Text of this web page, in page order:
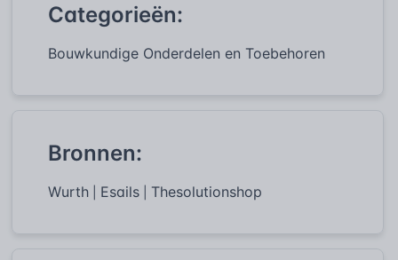
Categorieën:
Bouwkundige Onderdelen en Toebehoren
Bronnen:
Wurth Esails Thesolutionshop